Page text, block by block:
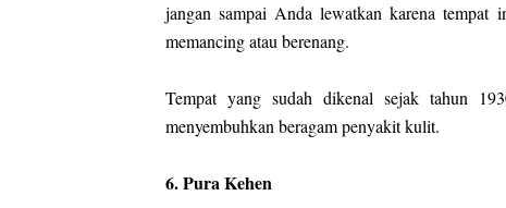
jangan sampai Anda lewatkan karena tempat
memancing atau berenang.
Tempat yang sudah dikenal sejak tahun
menyembuhkan beragam penyakit kulit.
6. Pura Kehen